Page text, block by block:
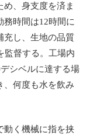
、身支度を済ま
時間は12時間に
充し、生地の品質
監督する。工場内
シベルに達する場
、何度も水を飲み
動く機械に指を挟